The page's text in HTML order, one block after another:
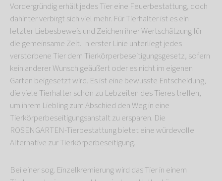
Vordergründig erhält jedes Tier eine Feuerbestattung, doch
dahinter verbirgt sich viel mehr. Für Tierhalter ist es ein
letzter Liebesbeweis und Zeichen ihrer Wertschätzung für
die gemeinsame Zeit. In erster Linie unterliegt jedes
verstorbene Tier dem Tierkörperbeseitigungsgesetz, sofern
kein anderer Wunsch geäußert oder es nicht im eigenen
Garten beigesetzt wird. Es ist eine bewusste Entscheidung,
die viele Tierhalter schon zu Lebzeiten des Tieres treffen,
um ihrem Liebling zum Abschied den Weg in eine
Tierkörperbeseitigungsanstalt zu ersparen. Die
ROSENGARTEN-Tierbestattung bietet eine würdevolle
Alternative zur Tierkörperbeseitigung.
Bei einer sog. Einzelkremierung wird das Tier in einem